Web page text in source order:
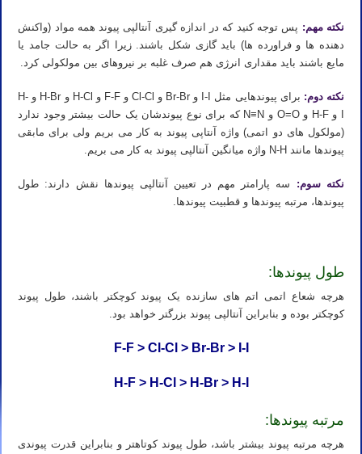
نکته مهم: پس توجه کنید که در اندازه گیری آنتالپی پیوند همه مواد (واکنش
دهنده ها و فراورده ها) باید گازی شکل باشند. زیرا اگر به حالت جامد یا
مایع باشند باید مقداری انرژی هم صرف غلبه بر نیروهای بین مولکولی کرد.
نکته دوم:
برای پیوندهایی مثل I-I و Br-Br و Cl-Cl و F-F و H-Cl و H-Br و H-
I و H-F و O=O و N≡N که برای نوع پیوندشان یک حالت بیشتر وجود ندارد
(مولکول های دو اتمی) واژه آنتاپی پیوند به کار می بریم ولی برای مابقی
پیوندها مانند N-H واژه میانگین آنتالپی پیوند به کار می بریم.
نکته سوم: سه پارامتر مهم در تعیین آنتالپی پیوندها نقش دارند: طول
پیوندها، مرتبه پیوندها و قطبیت پیوندها.
طول پیوندها:
هرچه شعاع اتمی اتم های سازنده یک پیوند کوچکتر باشند، طول پیوند
کوچکتر بوده و بنابراین آنتالپی پیوند بزرگتر خواهد بود.
F-F > Cl-Cl > Br-Br > I-I
H-F > H-Cl > H-Br > H-I
مرتبه پیوندها:
هرچه مرتبه پیوند بیشتر باشد، طول پیوند کوتاهتر و بنابراین قدرت پیوندی